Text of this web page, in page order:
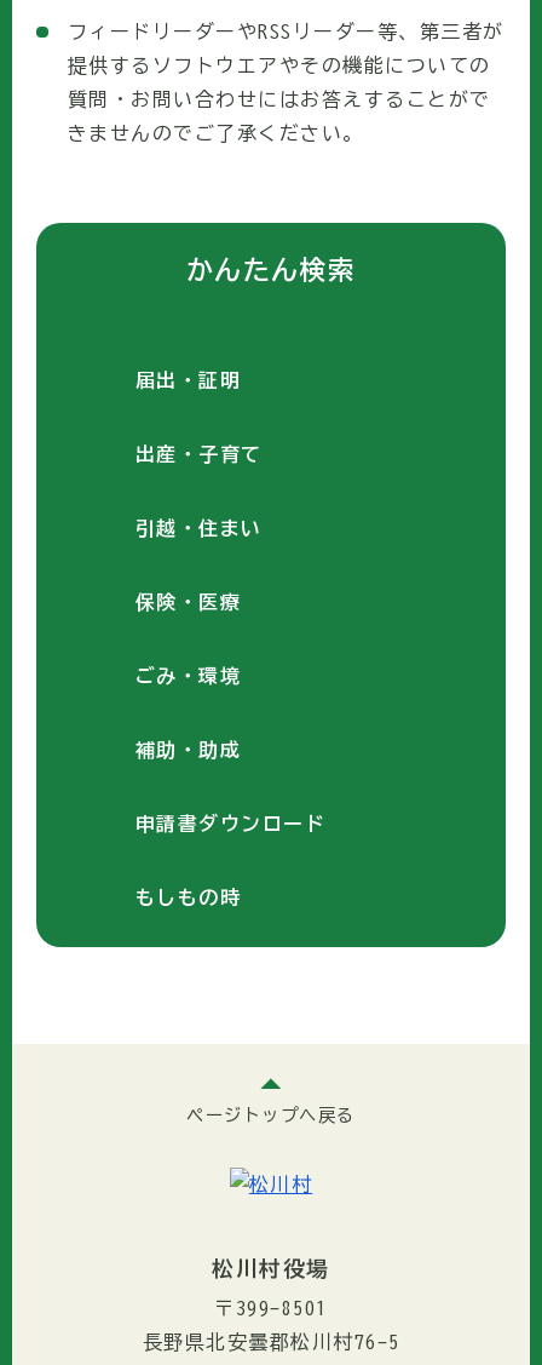
フィードリーダーやRSSリーダー等、第三者が
提供するソフトウエアやその機能についての
質問・お問い合わせにはお答えすることがで
きませんのでご了承ください。
かんたん検索
届出・証明
出産・子育て
引越・住まい
保険・医療
ごみ・環境
補助・助成
申請書ダウンロード
もしもの時
ページトップへ戻る
松川村役場
〒399-8501
長野県北安曇郡松川村76-5